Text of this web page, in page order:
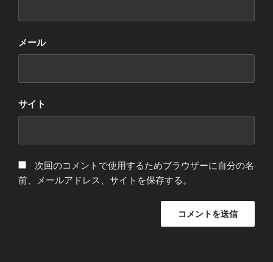
メール
サイト
次回のコメントで使用するためブラウザーに自分の名
前、メールアドレス、サイトを保存する。